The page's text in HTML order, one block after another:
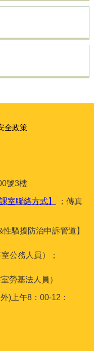
全政策
號3樓
課室聯絡方式】
；傳真
騷擾防治申訴管道】
公務人員）；
勞基法人員）
)上午8：00-12：